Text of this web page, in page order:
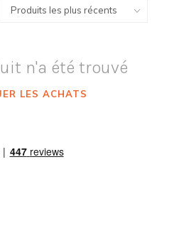
n'a été trouvé
LES ACHATS